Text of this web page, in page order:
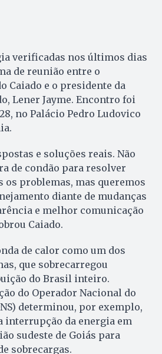
verificadas nos últimos dias
de reunião entre o
Caiado e o presidente da
Lener Jayme. Encontro foi
no Palácio Pedro Ludovico
e soluções reais. Não
de condão para resolver
os problemas, mas queremos
diante de mudanças
e melhor comunicação
Caiado.
de calor como um dos
que sobrecarregou
do Brasil inteiro.
do Operador Nacional do
determinou, por exemplo,
interrupção da energia em
sudeste de Goiás para
sobrecargas.